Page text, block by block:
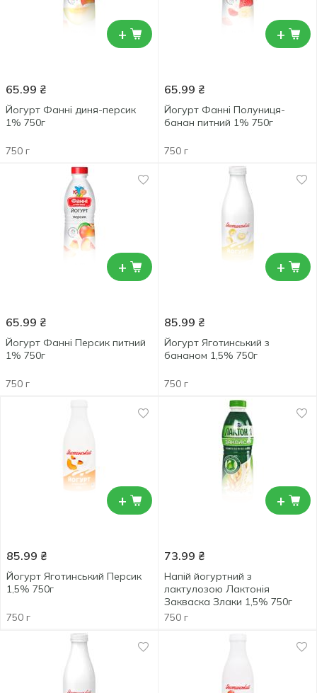
+
65.99 ₴
Йогурт Фанні диня-персик
1% 750г
750 г
+
65.99 ₴
Йогурт Фанні Полуниця-
банан питний 1% 750г
750 г
+
65.99 ₴
Йогурт Фанні Персик питний
1% 750г
750 г
+
85.99 ₴
Йогурт Яготинський з
бананом 1,5% 750г
750 г
+
85.99 ₴
Йогурт Яготинський Персик
1,5% 750г
750 г
+
73.99 ₴
Напій йогуртний з
лактулозою Лактонія
Закваска Злаки 1,5% 750г
750 г